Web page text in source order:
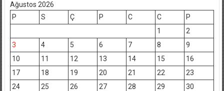
Ağustos 2026
P
S Ç P C C
P
1
2
3
4 5 6 7 8
9
10
11 12 13 14 15
16
17
18 19 20 21 22
23
24
25 26 27 28 29
30